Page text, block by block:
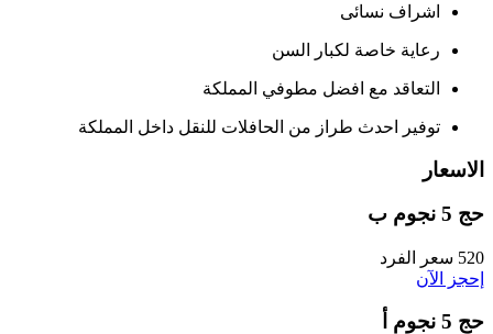
اشراف نسائى
رعاية خاصة لكبار السن
التعاقد مع افضل مطوفي المملكة
توفير احدث طراز من الحافلات للنقل داخل المملكة
الاسعار
حج 5 نجوم ب
520 سعر الفرد
إحجز الآن
حج 5 نجوم أ